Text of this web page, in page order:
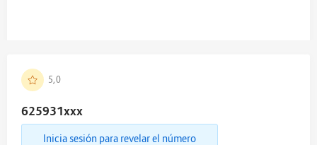
5,0
625931xxx
Inicia sesión para revelar el número